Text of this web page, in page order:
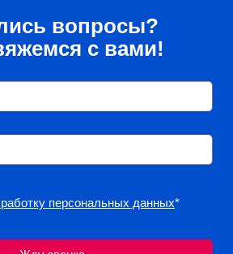
вопросы?
с вами!
персональных данных*